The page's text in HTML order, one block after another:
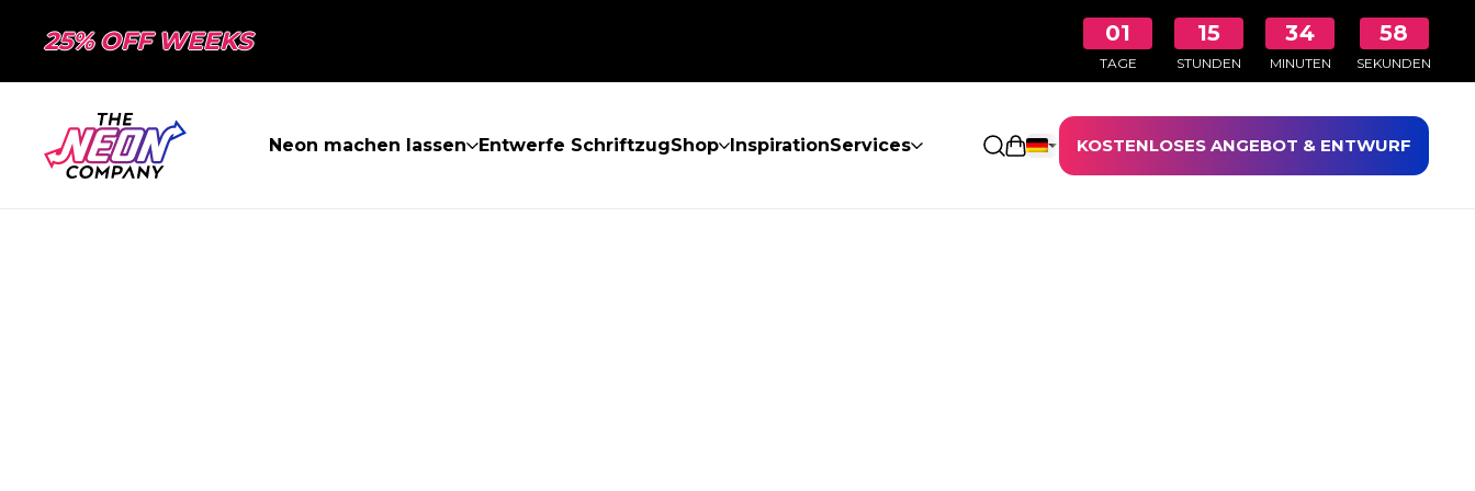
25% OFF WEEKS 01
TAGE
15
STUNDEN
34
MINUTEN
58
SEKUNDEN
Neon machen lassen Entwerfe SchriftzugShop InspirationServices Einkaufswagen öffnen
KOSTENLOSES ANGEBOT & ENTWURF